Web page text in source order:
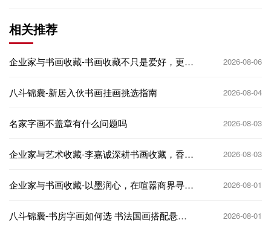
相关推荐
企业家与书画收藏-书画收藏不只是爱好，更是
2026-08-06
八斗锦囊-新居入伙书画挂画挑选指南 2026-08-04
名家字画不盖章有什么问题吗 2026-08-03
企业家与艺术收藏-李嘉诚深耕书画收藏，香港
2026-08-03
企业家与书画收藏-以墨润心，在喧嚣商界寻得
2026-08-01
八斗锦囊-书房字画如何选 书法国画搭配悬挂
2026-08-01